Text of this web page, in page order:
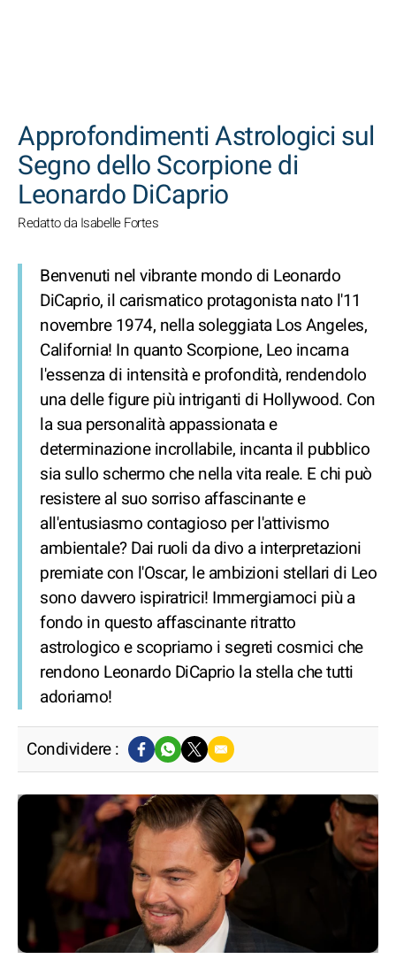
Approfondimenti Astrologici sul
Segno dello Scorpione di
Leonardo DiCaprio
Redatto da Isabelle Fortes
Benvenuti nel vibrante mondo di Leonardo
DiCaprio, il carismatico protagonista nato l'11
novembre 1974, nella soleggiata Los Angeles,
California! In quanto Scorpione, Leo incarna
l'essenza di intensità e profondità, rendendolo
una delle figure più intriganti di Hollywood. Con
la sua personalità appassionata e
determinazione incrollabile, incanta il pubblico
sia sullo schermo che nella vita reale. E chi può
resistere al suo sorriso affascinante e
all'entusiasmo contagioso per l'attivismo
ambientale? Dai ruoli da divo a interpretazioni
premiate con l'Oscar, le ambizioni stellari di Leo
sono davvero ispiratrici! Immergiamoci più a
fondo in questo affascinante ritratto
astrologico e scopriamo i segreti cosmici che
rendono Leonardo DiCaprio la stella che tutti
adoriamo!
Condividere :